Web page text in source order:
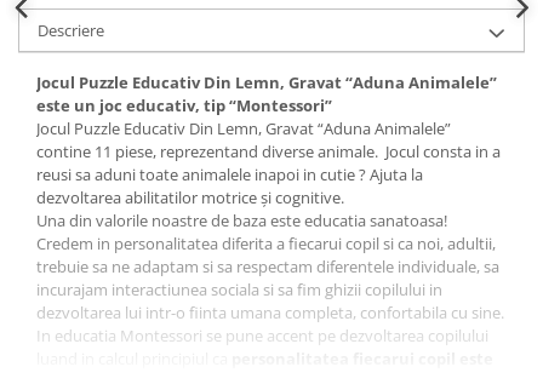
Descriere
Jocul Puzzle Educativ Din Lemn, Gravat “Aduna Animalele”
este un joc educativ, tip “Montessori”
Jocul Puzzle Educativ Din Lemn, Gravat “Aduna Animalele”
contine 11 piese, reprezentand diverse animale. Jocul consta in a
reusi sa aduni toate animalele inapoi in cutie ? Ajuta la
dezvoltarea abilitatilor motrice și cognitive.
Una din valorile noastre de baza este educatia sanatoasa!
Credem in personalitatea diferita a fiecarui copil si ca noi, adultii,
trebuie sa ne adaptam si sa respectam diferentele individuale, sa
incurajam interactiunea sociala si sa fim ghizii copilului in
dezvoltarea lui intr-o fiinta umana completa, confortabila cu sine.
In educatia Montessori se pune accent pe dezvoltarea copilului